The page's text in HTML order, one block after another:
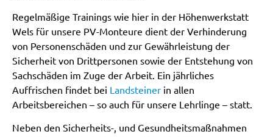
Regelmäßige Trainings wie hier in der Höhenwerkstatt
Wels für unsere PV-Monteure dient der Verhinderung
von Personenschäden und zur Gewährleistung der
Sicherheit von Drittpersonen sowie der Entstehung von
Sachschäden im Zuge der Arbeit. Ein jährliches
Auffrischen findet bei Landsteiner in allen
Arbeitsbereichen – so auch für unsere Lehrlinge – statt.
Neben den Sicherheits-, und Gesundheitsmaßnahmen